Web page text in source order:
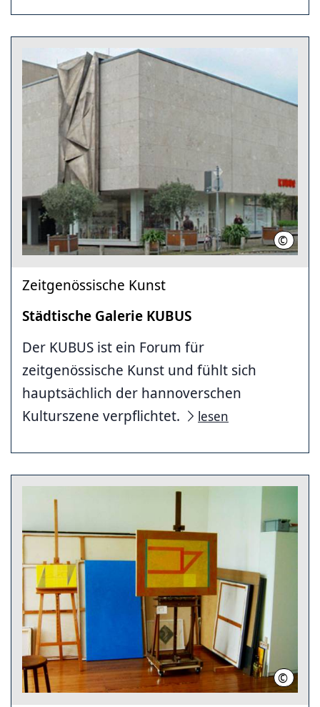
©
Zeitgenössische Kunst
Städtische Galerie KUBUS
Der KUBUS ist ein Forum für
zeitgenössische Kunst und fühlt sich
hauptsächlich der hannoverschen
Kulturszene verpflichtet.
lesen
© Region